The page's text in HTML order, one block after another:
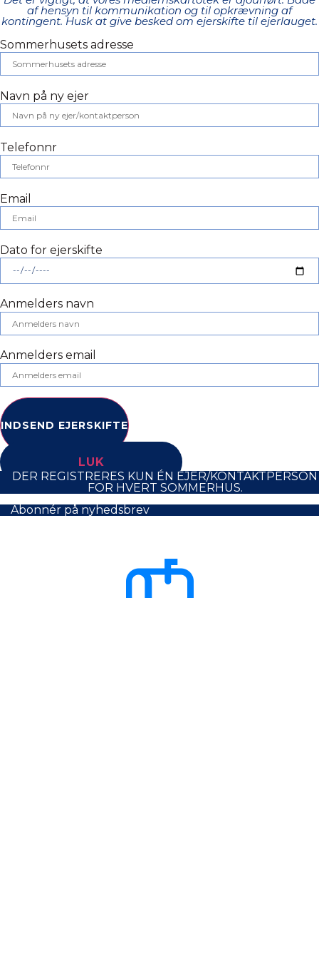
af hensyn til kommunikation og til opkrævning af
kontingent. Husk at give besked om ejerskifte til ejerlauget.
Sommerhusets adresse
Navn på ny ejer
Telefonnr
Email
Dato for ejerskifte
Anmelders navn
Anmelders email
INDSEND EJERSKIFTE
LUK
DER REGISTRERES KUN ÉN EJER/KONTAKTPERSON
FOR HVERT SOMMERHUS.
Abonnér på nyhedsbrev